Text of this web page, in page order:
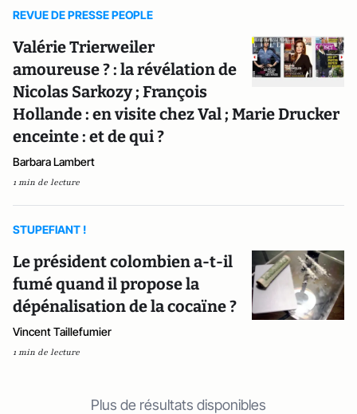
REVUE DE PRESSE PEOPLE
Valérie Trierweiler
amoureuse ? : la révélation de
Nicolas Sarkozy ; François
Hollande : en visite chez Val ; Marie Drucker
enceinte : et de qui ?
Barbara Lambert
1 min de lecture
STUPEFIANT !
Le président colombien a-t-il
fumé quand il propose la
dépénalisation de la cocaïne ?
Vincent Taillefumier
1 min de lecture
Plus de résultats disponibles